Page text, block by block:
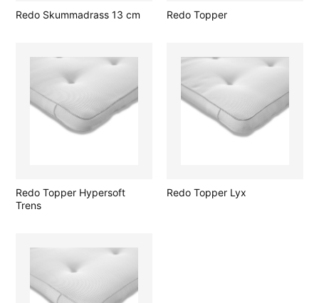
Redo Skummadrass 13 cm Redo Topper
Redo Topper Hypersoft
Trens
Redo Topper Lyx